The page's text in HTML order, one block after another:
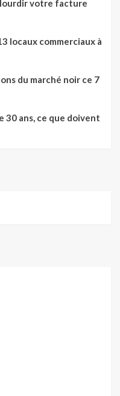
votre facture
locaux commerciaux à
du marché noir ce 7
30 ans, ce que doivent